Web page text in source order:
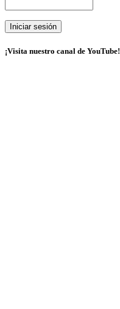
¡Visita nuestro canal de YouTube!